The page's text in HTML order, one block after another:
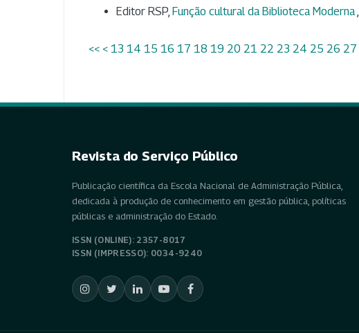
Editor RSP, Função cultural da Biblioteca Moderna,
<< < 13 14 15 16 17 18 19 20 21 22 23 24 25 26 27
Revista do Serviço Público
Publicação científica da Escola Nacional de Administração Pública,
dedicada à produção de conhecimento em gestão pública, políticas
públicas e administração do Estado.
ISSN (ONLINE): 2357-8017
ISSN (IMPRESSO): 0034-9240